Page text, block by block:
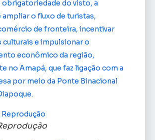
obrigatoriedade do visto, a
ampliar o fluxo de turistas,
de fronteira, incentivar
e impulsionar o
econômico da região,
no Amapá, que faz ligação com a
por meio da Ponte Binacional